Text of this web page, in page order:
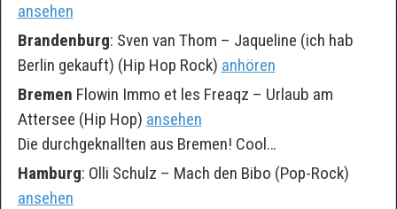
ansehen
Brandenburg: Sven van Thom – Jaqueline (ich hab
Berlin gekauft) (Hip Hop Rock) anhören
Bremen Flowin Immo et les Freaqz – Urlaub am
Attersee (Hip Hop) ansehen
Die durchgeknallten aus Bremen! Cool…
Hamburg: Olli Schulz – Mach den Bibo (Pop-Rock)
ansehen